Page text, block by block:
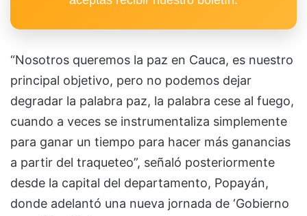
“Nosotros queremos la paz en Cauca, es nuestro
principal objetivo, pero no podemos dejar
degradar la palabra paz, la palabra cese al fuego,
cuando a veces se instrumentaliza simplemente
para ganar un tiempo para hacer más ganancias
a partir del traqueteo”, señaló posteriormente
desde la capital del departamento, Popayán,
donde adelantó una nueva jornada de ‘Gobierno